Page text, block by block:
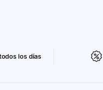
los días